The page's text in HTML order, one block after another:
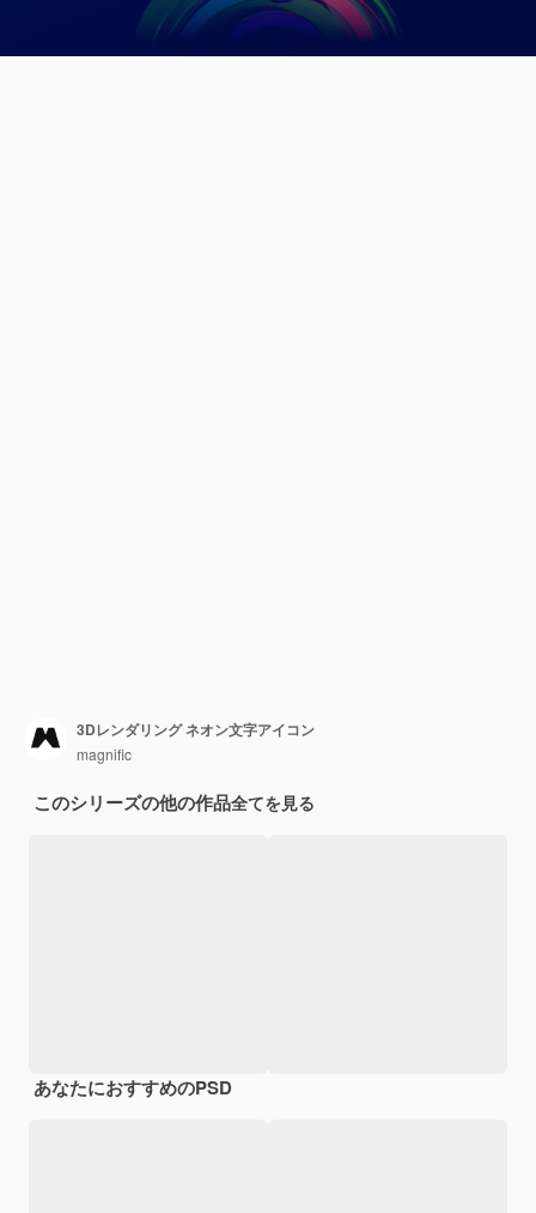
3Dレンダリング ネオン文字アイコン
magnific
このシリーズの他の作品全てを見る
あなたにおすすめのPSD